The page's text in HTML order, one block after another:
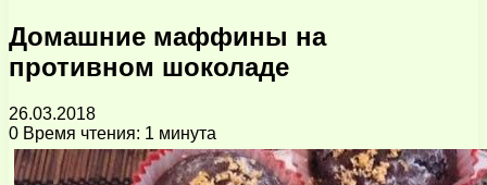
Домашние маффины на
противном шоколаде
26.03.2018
0 Время чтения: 1 минута